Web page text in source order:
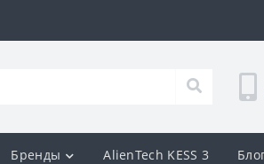
Бренды AlienTech KESS 3